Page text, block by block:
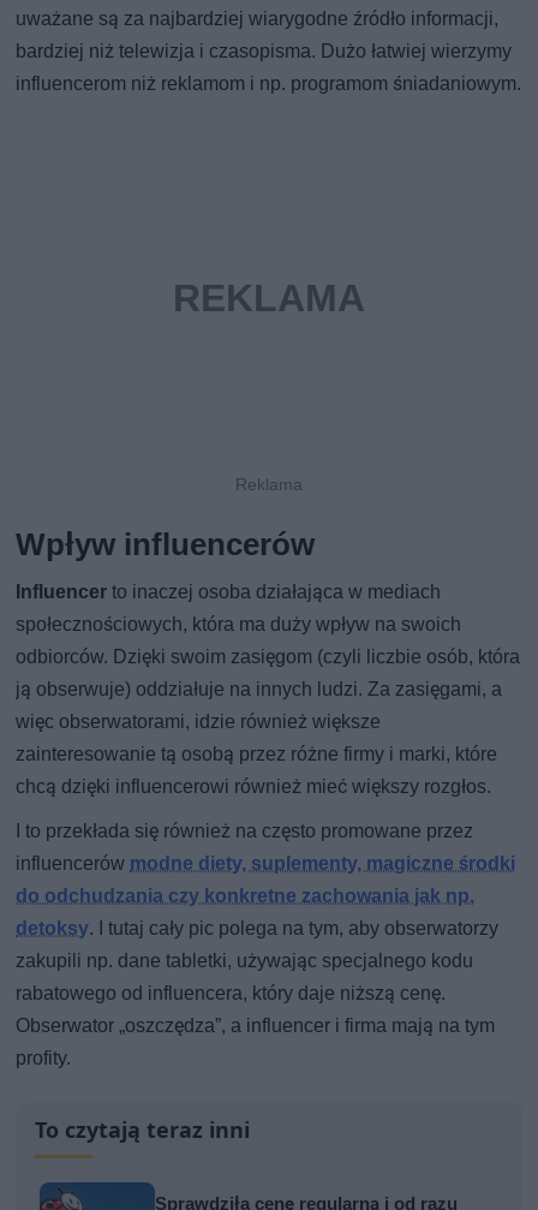
uważane są za najbardziej wiarygodne źródło informacji,
bardziej niż telewizja i czasopisma. Dużo łatwiej wierzymy
influencerom niż reklamom i np. programom śniadaniowym.
Wpływ influencerów
Influencer to inaczej osoba działająca w mediach
społecznościowych, która ma duży wpływ na swoich
odbiorców. Dzięki swoim zasięgom (czyli liczbie osób, która
ją obserwuje) oddziałuje na innych ludzi. Za zasięgami, a
więc obserwatorami, idzie również większe
zainteresowanie tą osobą przez różne firmy i marki, które
chcą dzięki influencerowi również mieć większy rozgłos.
I to przekłada się również na często promowane przez
influencerów modne diety, suplementy, magiczne środki
do odchudzania czy konkretne zachowania jak np.
detoksy. I tutaj cały pic polega na tym, aby obserwatorzy
zakupili np. dane tabletki, używając specjalnego kodu
rabatowego od influencera, który daje niższą cenę.
Obserwator „oszczędza”, a influencer i firma mają na tym
profity.
To czytają teraz inni
Sprawdziła cenę regularną i od razu